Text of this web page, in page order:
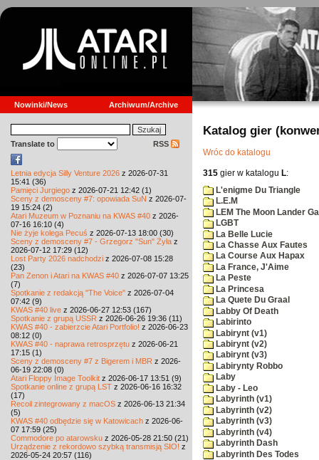
Nowinki/News Archiwum/Archive
Translate to RSS
Letnia edycja Silly Venture 2026 z 2026-07-31
15:41 (36)
Pamięci Jurgiego z 2026-07-21 12:42 (1)
Sceny z demosceny #7: opowiada SuN z 2026-07-
19 15:24 (2)
Atari Muzeum w Poznaniu na KWAS #40 z 2026-
07-16 16:10 (4)
Nie żyje kolega Pecuś z 2026-07-13 18:00 (30)
Sceny z demosceny #7 - Grzegorz "Sun" Żyła z
2026-07-12 17:29 (12)
Lost Party 2026 nadchodzi z 2026-07-08 15:28
(23)
Pan Zenon i Atari na KWAS #40 z 2026-07-07 13:25
(7)
Spotkanie z redakcją "The Voice" z 2026-07-04
07:42 (9)
KWAS #40 live z 2026-06-27 12:53 (167)
Spotkanie z grupą USSR z 2026-06-26 19:36 (11)
KWAS #40 - zabierzcie Atari Portfolio! z 2026-06-23
08:12 (0)
KWAS #40 - naprawa retrosprzętu z 2026-06-21
17:15 (1)
Sceny z demosceny #7 z Bigerem i MBR z 2026-
06-19 22:08 (0)
Atari Floppy Image Toolkit z 2026-06-17 13:51 (9)
Spotkanie online z grupą LST z 2026-06-16 16:32
(17)
Recoil zintegrowany z macOS z 2026-06-13 21:34
(5)
KWAS #40 odbędzie się w Katowicach z 2026-06-
07 17:59 (25)
Commodore po atarowsku z 2026-05-28 21:50 (21)
Urządzenie z rekordowo szybką transmisją SIO! z
2026-05-24 20:57 (116)
Katalog gier
Wróc do katalogu
315 gier w katalogu L:
L'enigme Du Triangle
L.E.M
LEM The Moon Lander
LGBT
La Belle Lucie
La Chasse Aux Fautes
La Course Aux Hapax
La France, J'Aime
La Peste
La Princesa
La Quete Du Graal
Labby Of Death
Labirinto
Labirynt (v1)
Labirynt (v2)
Labirynt (v3)
Labirynty Robbo
Laby
Laby - Leo
Labyrinth (v1)
Labyrinth (v2)
Labyrinth (v3)
Labyrinth (v4)
Labyrinth Dash
Labyrinth Des Todes